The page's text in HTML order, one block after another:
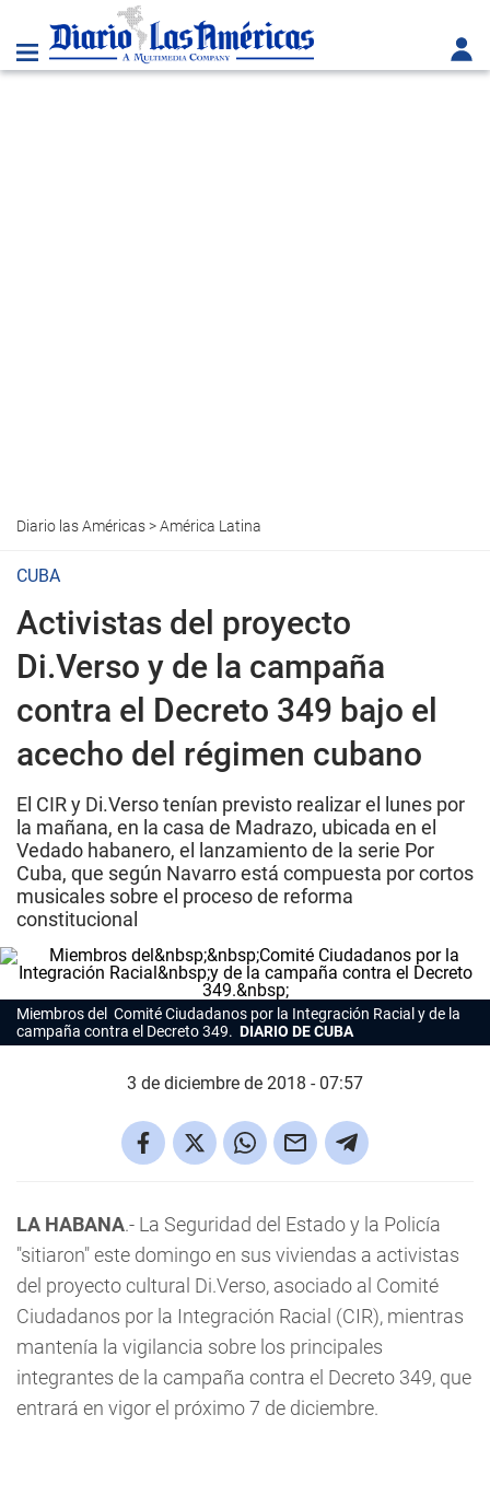
Diario las Américas>América Latina
CUBA
Activistas del proyecto
Di.Verso y de la campaña
contra el Decreto 349 bajo el
acecho del régimen cubano
El CIR y Di.Verso tenían previsto realizar el lunes por
la mañana, en la casa de Madrazo, ubicada en el
Vedado habanero, el lanzamiento de la serie Por
Cuba, que según Navarro está compuesta por cortos
musicales sobre el proceso de reforma
constitucional
Miembros del Comité Ciudadanos por la Integración Racial y de la
campaña contra el Decreto 349. DIARIO DE CUBA
3 de diciembre de 2018 - 07:57
LA HABANA.- La Seguridad del Estado y la Policía
"sitiaron" este domingo en sus viviendas a activistas
del proyecto cultural Di.Verso, asociado al Comité
Ciudadanos por la Integración Racial (CIR), mientras
mantenía la vigilancia sobre los principales
integrantes de la campaña contra el Decreto 349, que
entrará en vigor el próximo 7 de diciembre.